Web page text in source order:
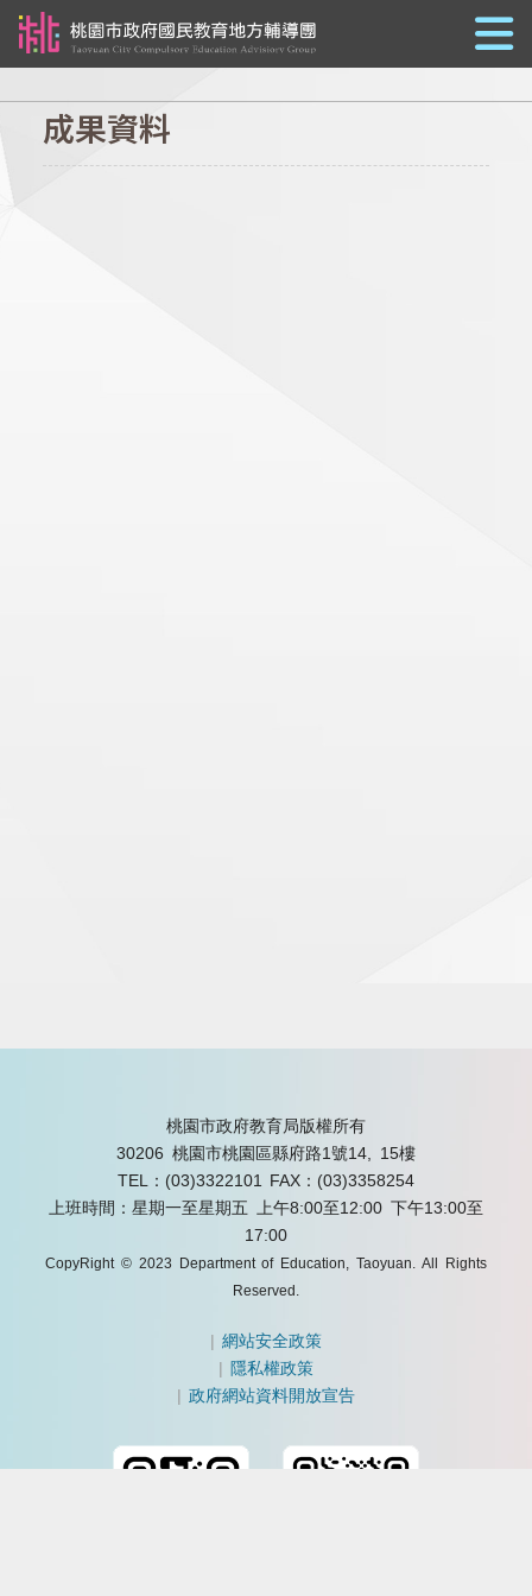
成果資料
桃園市政府教育局版權所有
30206 桃園市桃園區縣府路1號14, 15樓
TEL：(03)3322101
FAX：(03)3358254
上班時間：星期一至星期五 上午8:00至12:00 下午13:00至
17:00
CopyRight © 2023 Department of Education, Taoyuan. All Rights
Reserved.
|網站安全政策
| 隱私權政策
|政府網站資料開放宣告